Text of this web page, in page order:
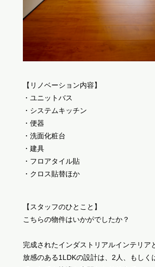
【リノベーション内容】
・ユニットバス
・システムキッチン
・便器
・洗面化粧台
・建具
・フロアタイル貼
・クロス貼替ほか
【スタッフのひとこと】
こちらの物件はいかがでしたか？
完成されたインダストリアルインテリア
放感のある1LDKの設計は、2人、もしく